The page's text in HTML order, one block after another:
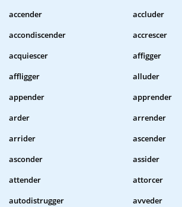
accender
accluder
accondiscender
accrescer
acquiescer
affigger
affligger
alluder
appender
apprender
arder
arrender
arrider
ascender
asconder
assider
attender
attorcer
autodistrugger
avveder